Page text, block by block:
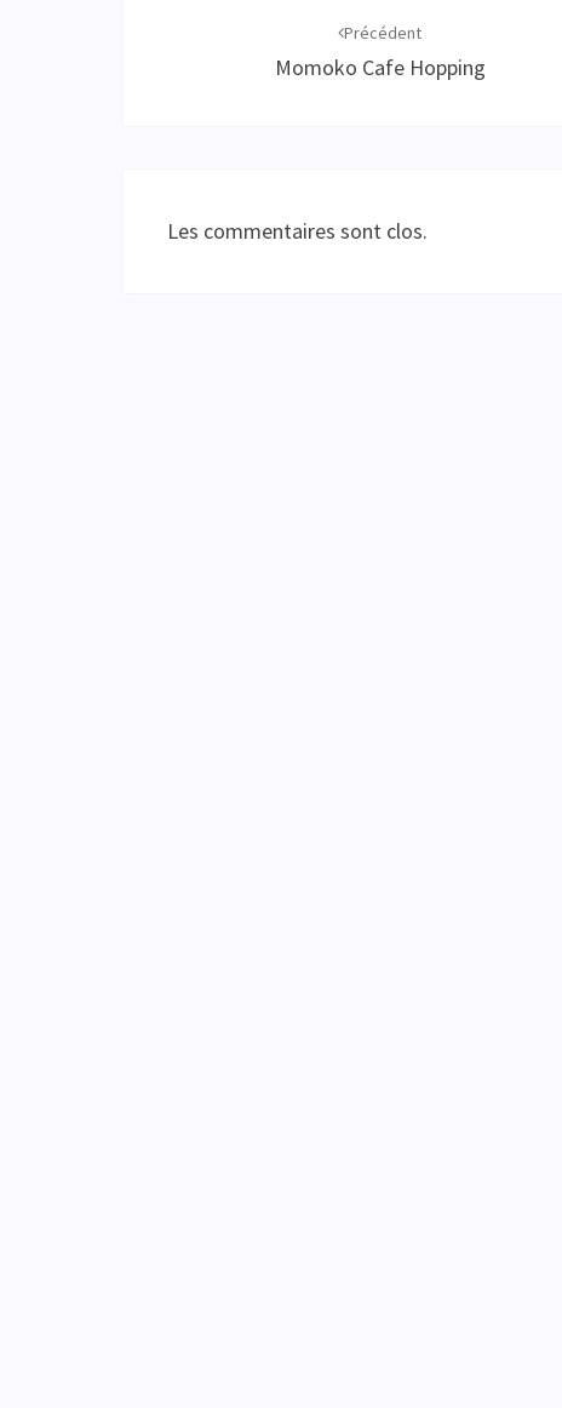
Précédent
Momoko Cafe Hopping
Les commentaires sont clos.